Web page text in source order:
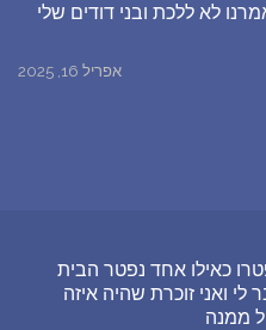
לא ללכת ובני דודים שלי
אפריל 16, 2025
כאילו אחד נפטר הבית
ואני זוכרת שהיה איזה
ממנה